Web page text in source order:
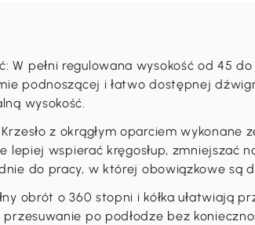
W pełni regulowana wysokość od 45
podnoszącej i łatwo dostępnej
wysokość.
z okrągłym oparciem wykonane
lepiej wspierać kręgosłup, zmniejszać
do pracy, w której obowiązkowe są
obrót o 360 stopni i kółka ułatwiają
przesuwanie po podłodze bez